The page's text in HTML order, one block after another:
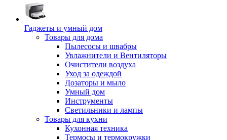
Гаджеты и умный дом
Товары для дома
Пылесосы и швабры
Увлажнители и Вентиляторы
Очистители воздуха
Уход за одеждой
Дозаторы и мыло
Умный дом
Инструменты
Светильники и лампы
Товары для кухни
Кухонная техника
Термосы и термокружки